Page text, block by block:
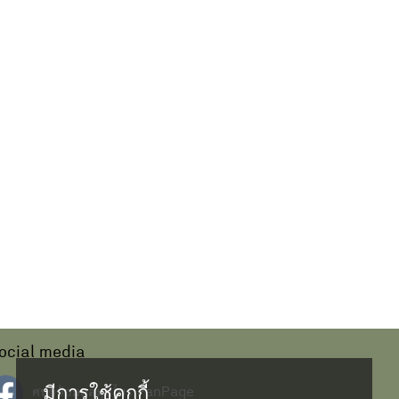
media
ศนย์ข้อมูลสมุนไพร FanPage
มีการใช้คุกกี้